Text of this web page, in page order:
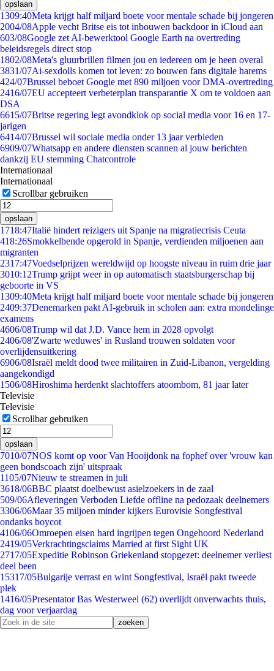
opslaan
1309:40Meta krijgt half miljard boete voor mentale schade bij jongeren
2004/08Apple vecht Britse eis tot inbouwen backdoor in iCloud aan
603/08Google zet AI-bewerktool Google Earth na overtreding
beleidsregels direct stop
1802/08Meta's gluurbrillen filmen jou en iedereen om je heen overal
3831/07Ai-sexdolls komen tot leven: zo bouwen fans digitale harems
424/07Brussel beboet Google met 890 miljoen voor DMA-overtreding
2416/07EU accepteert verbeterplan transparantie X om te voldoen aan
DSA
6615/07Britse regering legt avondklok op social media voor 16 en 17-
jarigen
6414/07Brussel wil sociale media onder 13 jaar verbieden
6909/07Whatsapp en andere diensten scannen al jouw berichten
dankzij EU stemming Chatcontrole
Internationaal
Internationaal
Scrollbar gebruiken
opslaan
1718:47Italië hindert reizigers uit Spanje na migratiecrisis Ceuta
418:26Smokkelbende opgerold in Spanje, verdienden miljoenen aan
migranten
2317:47Voedselprijzen wereldwijd op hoogste niveau in ruim drie jaar
3010:12Trump grijpt weer in op automatisch staatsburgerschap bij
geboorte in VS
1309:40Meta krijgt half miljard boete voor mentale schade bij jongeren
2409:37Denemarken pakt AI-gebruik in scholen aan: extra mondelinge
examens
4606/08Trump wil dat J.D. Vance hem in 2028 opvolgt
2406/08'Zwarte weduwes' in Rusland trouwen soldaten voor
overlijdensuitkering
6906/08Israël meldt dood twee militairen in Zuid-Libanon, vergelding
aangekondigd
1506/08Hiroshima herdenkt slachtoffers atoombom, 81 jaar later
Televisie
Televisie
Scrollbar gebruiken
opslaan
7010/07NOS komt op voor Van Hooijdonk na fophef over 'vrouw kan
geen bondscoach zijn' uitspraak
1105/07Nieuw te streamen in juli
3618/06BBC plaatst doelbewust asielzoekers in de zaal
509/06Afleveringen Verboden Liefde offline na pedozaak deelnemers
3306/06Maar 35 miljoen minder kijkers Eurovisie Songfestival
ondanks boycot
4106/06Omroepen eisen hard ingrijpen tegen Ongehoord Nederland
2419/05Verkrachtingsclaims Married at first Sight UK
2717/05Expeditie Robinson Griekenland stopgezet: deelnemer verliest
deel been
15317/05Bulgarije verrast en wint Songfestival, Israël pakt tweede
plek
1416/05Presentator Bas Westerweel (62) overlijdt onverwachts thuis,
dag voor verjaardag